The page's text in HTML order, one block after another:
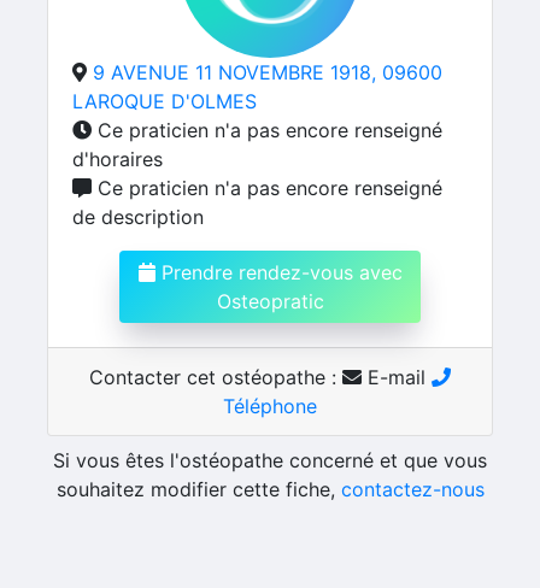
9 AVENUE 11 NOVEMBRE 1918, 09600
LAROQUE D'OLMES
Ce praticien n'a pas encore renseigné
d'horaires
Ce praticien n'a pas encore renseigné
de description
Prendre rendez-vous avec
Osteopratic
Contacter cet ostéopathe :
E-mail
Téléphone
Si vous êtes l'ostéopathe concerné et que vous
souhaitez modifier cette fiche, contactez-nous